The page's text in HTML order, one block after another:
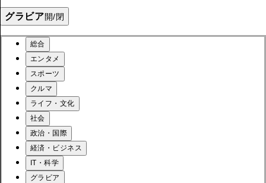
グラビア開/閉
総合
エンタメ
スポーツ
クルマ
ライフ・文化
社会
政治・国際
経済・ビジネス
IT・科学
グラビア